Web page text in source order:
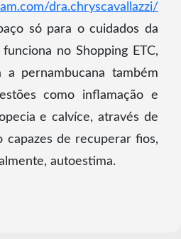
dra.chryscavallazzi/
só para o cuidados da
no Shopping ETC,
a pernambucana também
como inflamação e
e calvíce, através de
capazes de recuperar fios,
autoestima.